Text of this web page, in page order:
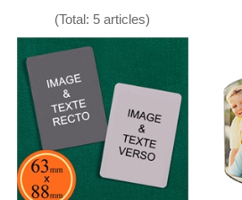
(Total: 5 articles)